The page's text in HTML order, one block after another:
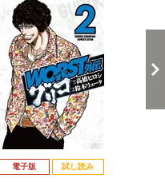
電子版 試し読み